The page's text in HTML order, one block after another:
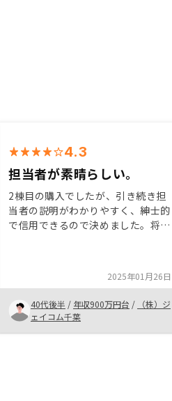
4.3
担当者が素晴らしい。
2棟目の購入でしたが、引き続き担
当者の説明がわかりやすく、紳士的
で信用できるので決めました。将来
もよろしくお願いします。面談場所
を外出先など対応いただけたら助か
ります。
2025年01月26日
40代後半 / 年収900万円台 /
（株）ジ
ェイコム千葉